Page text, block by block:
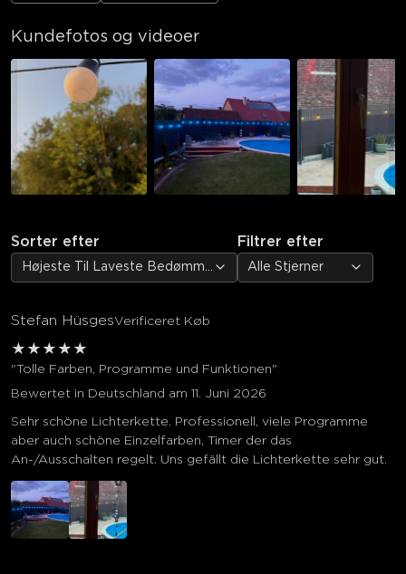
Kundefotos og videoer
Sorter efter
Højeste Til Laveste Bedømmelse
Filtrer efter
Alle Stjerner
Stefan HüsgesVerificeret Køb
★ ★ ★ ★ ★
"Tolle Farben, Programme und Funktionen"
Bewertet in Deutschland am 11. Juni 2026
Sehr schöne Lichterkette. Professionell, viele Programme
aber auch schöne Einzelfarben, Timer der das
An-/Ausschalten regelt. Uns gefällt die Lichterkette sehr gut.